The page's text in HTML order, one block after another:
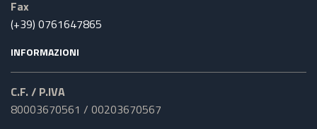
Fax
(+39) 0761647865
INFORMAZIONI
C.F. / P.IVA
80003670561 / 00203670567